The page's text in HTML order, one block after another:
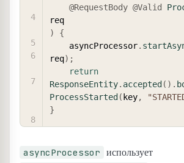
@RequestBody @Valid
)
{
    asyncProcessor
.
req) ;
return
ResponseEntity. accepted ( ) .
ProcessStarted ( key,
}
asyncProcessor использует